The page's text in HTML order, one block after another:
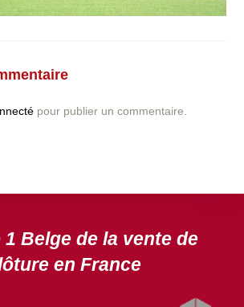
pour publier un commentaire.
contacter ! nous vous proposerons
projet.
Belge de la vente de
en France